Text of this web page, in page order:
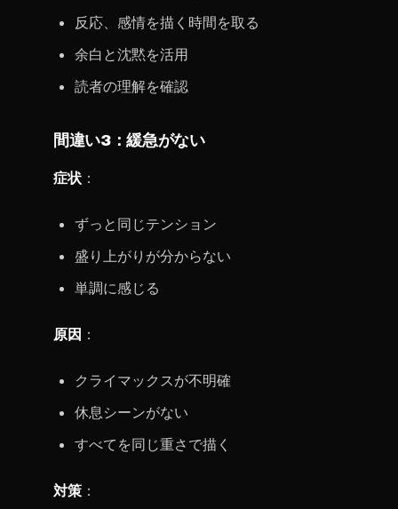
反応、感情を描く時間を取る
余白と沈黙を活用
読者の理解を確認
間違い3：緩急がない
症状 ：
ずっと同じテンション
盛り上がりが分からない
単調に感じる
原因 ：
クライマックスが不明確
休息シーンがない
すべてを同じ重さで描く
対策 ：